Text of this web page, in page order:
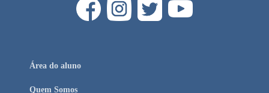
Área do aluno
Quem Somos